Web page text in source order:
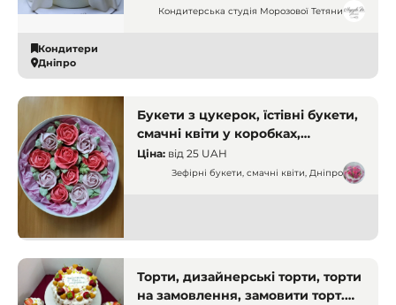
кондитери
Кондитерська студія Морозової Тетяни
Кондитери
Дніпро
Букети з цукерок, їстівні букети,
смачні квіти у коробках,
доставка. Дніпро
Ціна: від 25 UAH
Зефірні букети, смачні квіти, Дніпро
Кондитери
Торти, дизайнерські торти, торти
на замовлення, замовити торт.